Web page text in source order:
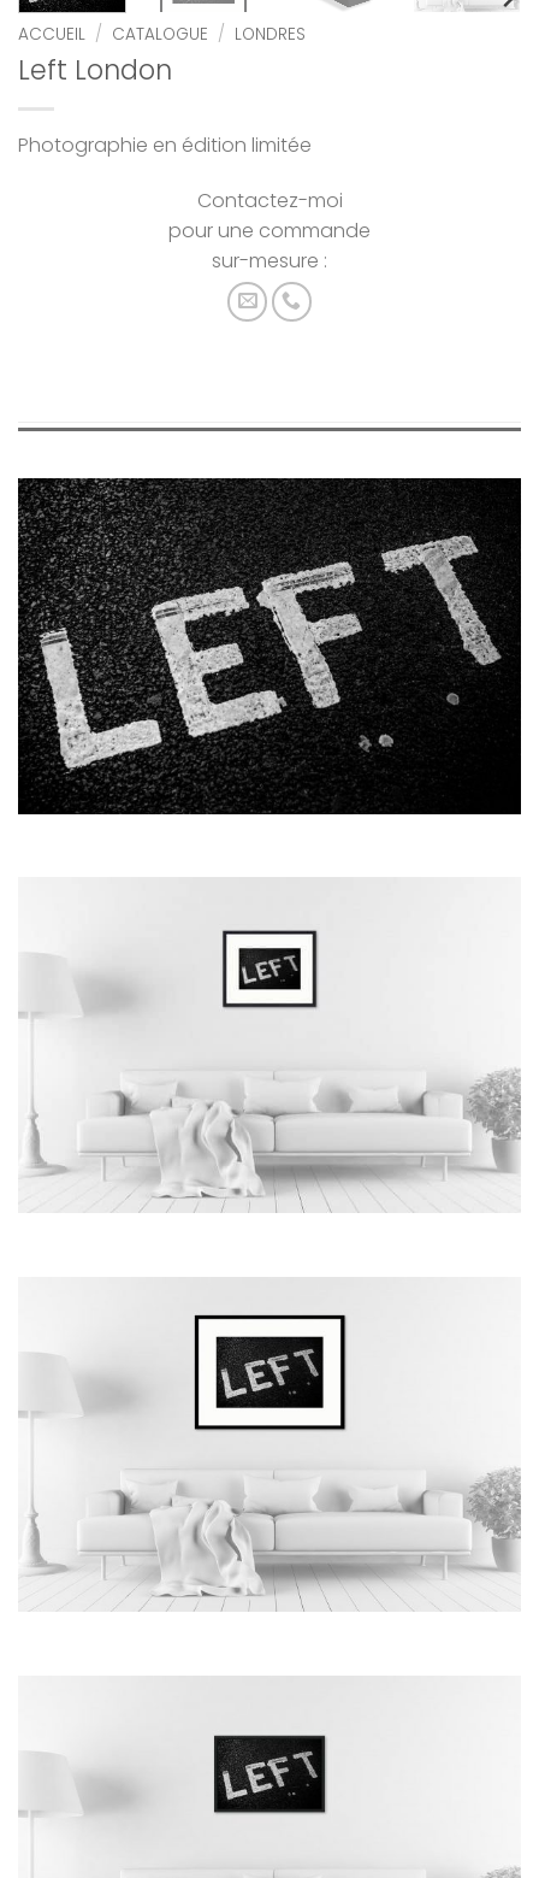
ACCUEIL / CATALOGUE / LONDRES
Left London
Photographie en édition limitée
Contactez-moi
pour une commande
sur-mesure :